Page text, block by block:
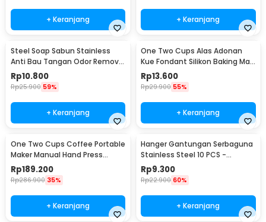
+ Keranjang + Keranjang
Steel Soap Sabun Stainless
Anti Bau Tangan Odor Remove
- HW071
Rp10.800
Rp25.900 59%
+ Keranjang
One Two Cups Alas Adonan
Kue Fondant Silikon Baking Mat
Anti Slip - JJ3873
Rp13.600
Rp29.900 55%
+ Keranjang
One Two Cups Coffee Portable
Maker Manual Hand Press
Espresso 300ml - T35066
Rp189.200
Rp286.900 35%
+ Keranjang
Hanger Gantungan Serbaguna
Stainless Steel 10 PCS -
M127105
Rp9.300
Rp22.900 60%
+ Keranjang